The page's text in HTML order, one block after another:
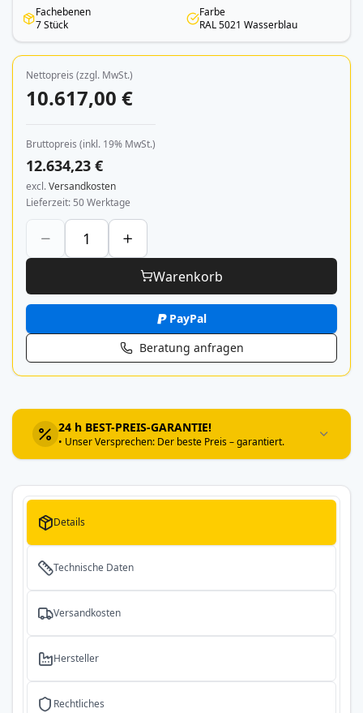
Fachebenen
7 Stück
Farbe
RAL 5021 Wasserblau
Nettopreis (zzgl. MwSt.)
10.617,00 €
Bruttopreis (inkl. 19% MwSt.)
12.634,23 €
excl.Versandkosten
Lieferzeit 50 Werktage
Warenkorb
PayPal
Beratung anfragen
24 h BEST-PREIS-GARANTIE!
• Unser Versprechen: Der beste Preis – garantiert.
Details
Technische Daten
Versandkosten
Hersteller
Rechtliches